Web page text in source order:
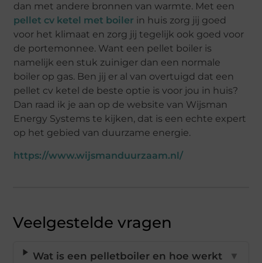
dan met andere bronnen van warmte. Met een
pellet cv ketel met boiler in huis zorg jij goed
voor het klimaat en zorg jij tegelijk ook goed voor
de portemonnee. Want een pellet boiler is
namelijk een stuk zuiniger dan een normale
boiler op gas. Ben jij er al van overtuigd dat een
pellet cv ketel de beste optie is voor jou in huis?
Dan raad ik je aan op de website van Wijsman
Energy Systems te kijken, dat is een echte expert
op het gebied van duurzame energie.
https://www.wijsmanduurzaam.nl/
Veelgestelde vragen
Wat is een pelletboiler en hoe werkt
▼